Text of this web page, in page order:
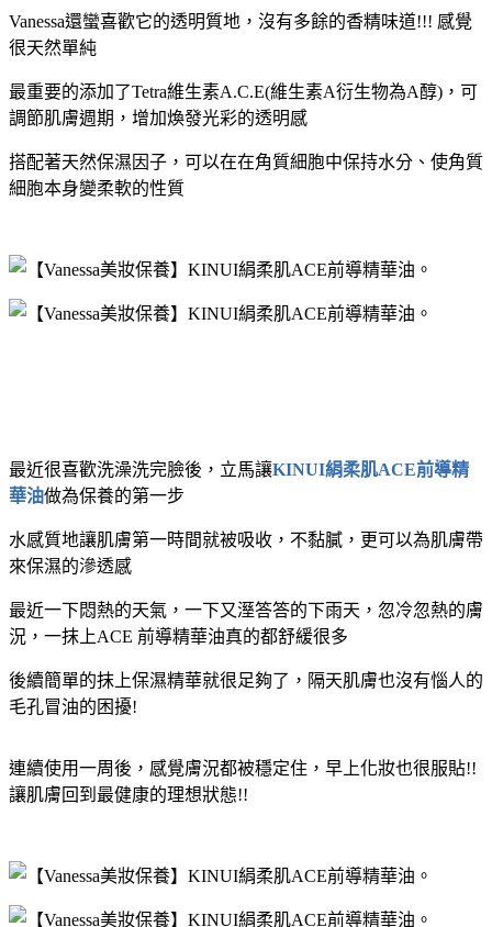
Vanessa還蠻喜歡它的透明質地，沒有多餘的香精味道!!! 感覺
很天然單純
最重要的添加了Tetra維生素A.C.E(維生素A衍生物為A醇)，可
調節肌膚週期，增加煥發光彩的透明感
搭配著天然保濕因子，可以在在角質細胞中保持水分、使角質
細胞本身變柔軟的性質
最近很喜歡洗澡洗完臉後，立馬讓KINUI絹柔肌ACE前導精
華油做為保養的第一步
水感質地讓肌膚第一時間就被吸收，不黏膩，更可以為肌膚帶
來保濕的滲透感
最近一下悶熱的天氣，一下又溼答答的下雨天，忽冷忽熱的膚
況，一抹上ACE 前導精華油真的都舒緩很多
後續簡單的抹上保濕精華就很足夠了，隔天肌膚也沒有惱人的
毛孔冒油的困擾!
連續使用一周後，感覺膚況都被穩定住，早上化妝也很服貼!!
讓肌膚回到最健康的理想狀態!!